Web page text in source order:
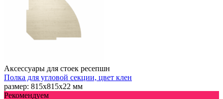
Аксессуары для стоек ресепшн
Полка для угловой секции, цвет клен
размер: 815х815х22 мм
Рекомендуем